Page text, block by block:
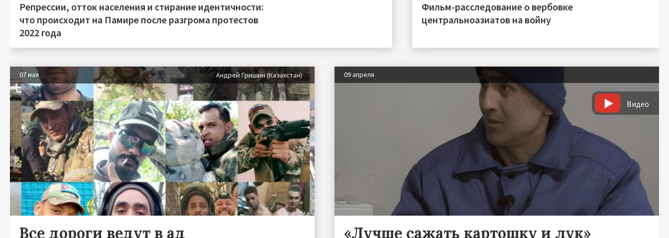
Репрессии, отток населения и стирание идентичности:
что происходит на Памире после разгрома протестов
2022 года
Фильм-расследование о вербовке
центральноазиатов на войну
07 мая Андрей Гришин (Казахстан)
Все дороги ведут в ад
09 апреля
Видео
«Лучше сажать картошку и лук»